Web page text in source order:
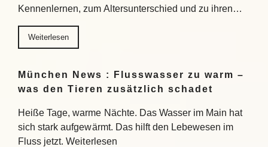
Kennenlernen, zum Altersunterschied und zu ihren…
Weiterlesen
München News : Flusswasser zu warm –
was den Tieren zusätzlich schadet
Heiße Tage, warme Nächte. Das Wasser im Main hat
sich stark aufgewärmt. Das hilft den Lebewesen im
Fluss jetzt. Weiterlesen